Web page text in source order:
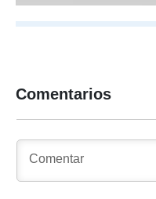
Comentarios